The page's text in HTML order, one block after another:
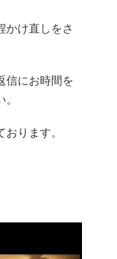
かけ直しをさ
信にお時間を
ります。